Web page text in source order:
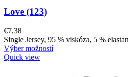
Love (123)
€7,38
Single Jersey, 95 % viskóza, 5 % elastan
Výber možností
Quick view